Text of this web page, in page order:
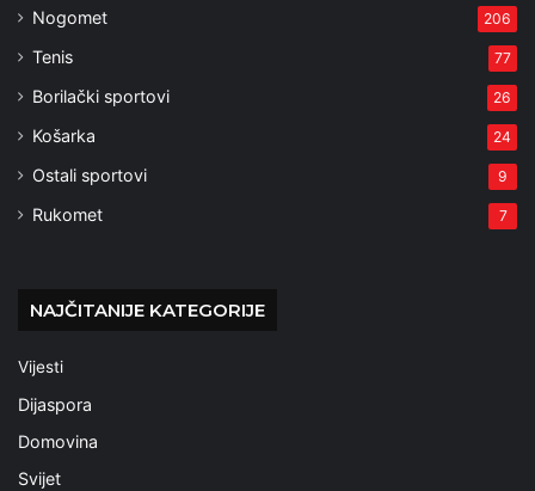
Nogomet 206
Tenis 77
Borilački sportovi 26
Košarka 24
Ostali sportovi 9
Rukomet 7
NAJČITANIJE KATEGORIJE
Vijesti
Dijaspora
Domovina
Svijet